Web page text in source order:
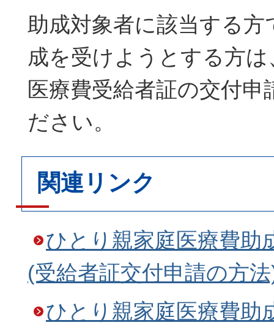
助成対象者に該当する方
成を受けようとする方
医療費受給者証の交付
ださい。
関連リンク
ひとり親家庭医療費助
(受給者証交付申請の方
ひとり親家庭医療費助